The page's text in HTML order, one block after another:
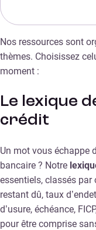
Nos ressources sont
thèmes. Choisissez
moment :
Le lexique
crédit
Un mot vous échappe
bancaire ? Notre
essentiels, classés par
restant dû, taux
d’usure, échéance,
pour être comprise